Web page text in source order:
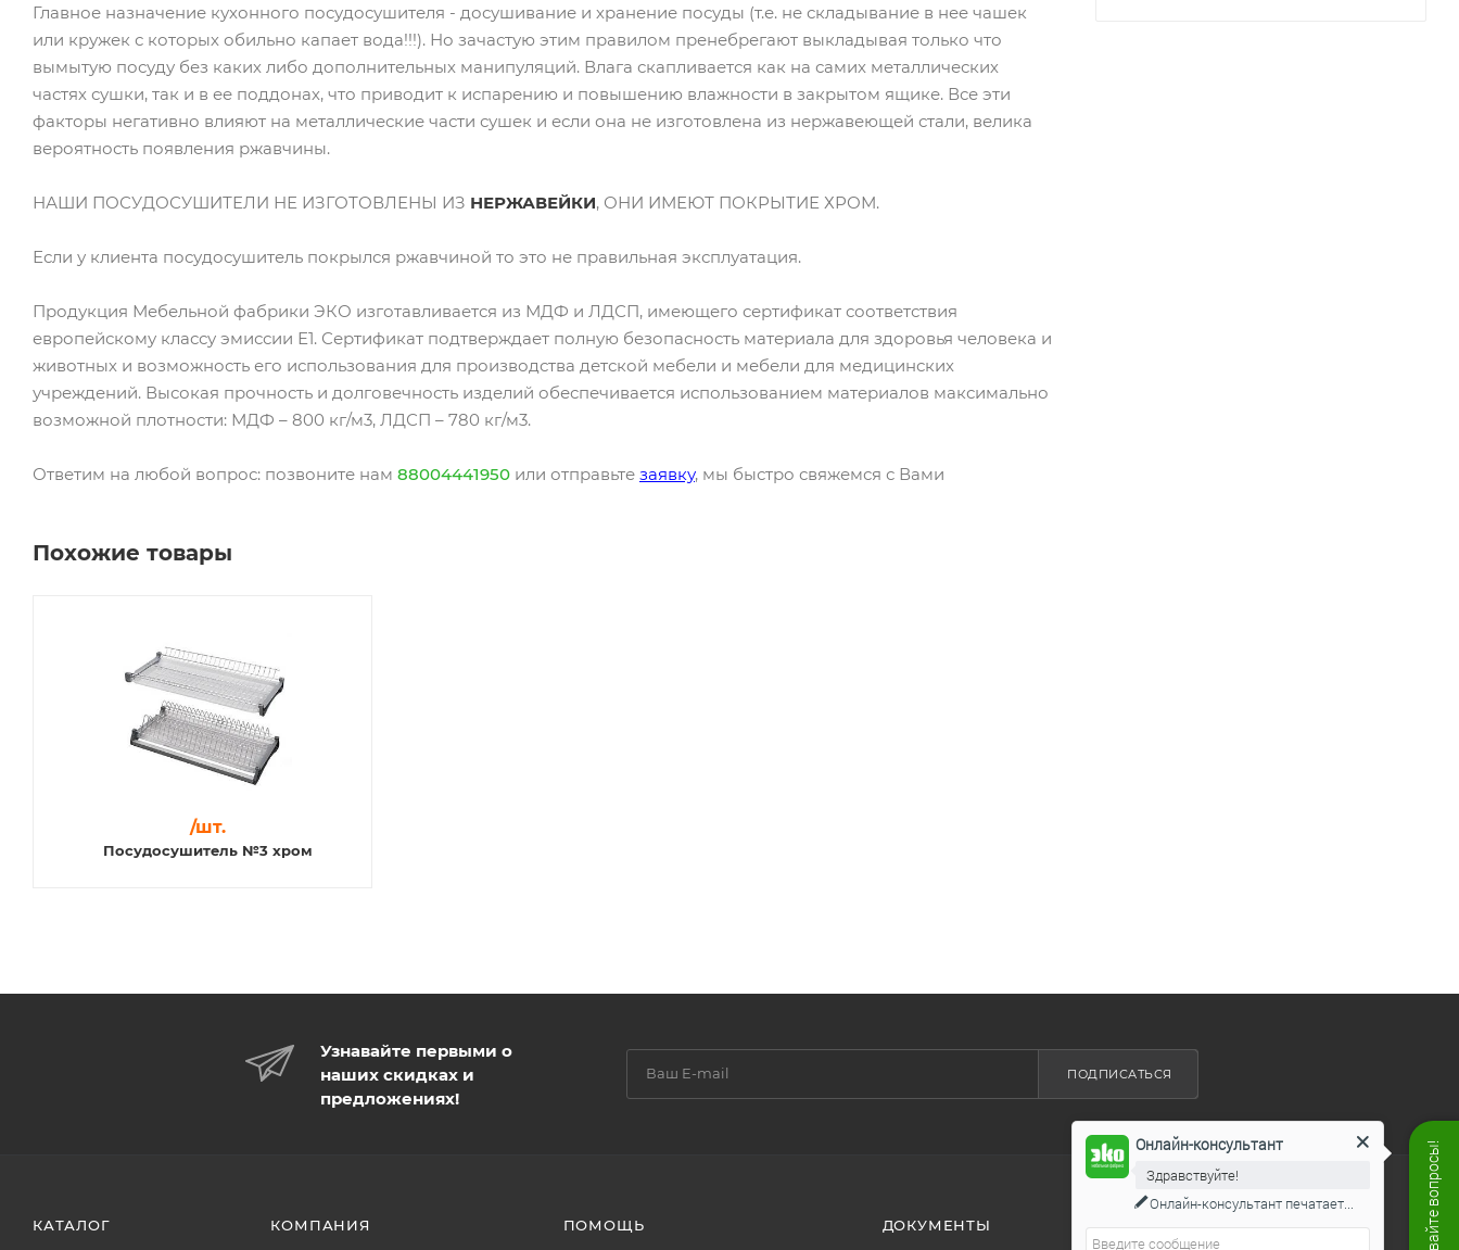
Главное назначение кухонного посудосушителя - досушивание и хранение посуды (т.е. не складывание в нее чашек
или кружек с которых обильно капает вода!!!). Но зачастую этим правилом пренебрегают выкладывая только что
вымытую посуду без каких либо дополнительных манипуляций. Влага скапливается как на самих металлических
частях сушки, так и в ее поддонах, что приводит к испарению и повышению влажности в закрытом ящике. Все эти
факторы негативно влияют на металлические части сушек и если она не изготовлена из нержавеющей стали, велика
вероятность появления ржавчины.
НАШИ ПОСУДОСУШИТЕЛИ НЕ ИЗГОТОВЛЕНЫ ИЗ НЕРЖАВЕЙКИ, ОНИ ИМЕЮТ ПОКРЫТИЕ ХРОМ.
Если у клиента посудосушитель покрылся ржавчиной то это не правильная эксплуатация.
Продукция Мебельной фабрики ЭКО изготавливается из МДФ и ЛДСП, имеющего сертификат соответствия
европейскому классу эмиссии Е1. Сертификат подтверждает полную безопасность материала для здоровья человека и
животных и возможность его использования для производства детской мебели и мебели для медицинских
учреждений. Высокая прочность и долговечность изделий обеспечивается использованием материалов максимально
возможной плотности: МДФ – 800 кг/м3, ЛДСП – 780 кг/м3.
Ответим на любой вопрос: позвоните нам 88004441950 или отправьте заявку, мы быстро свяжемся с Вами
Похожие товары
Посудосушитель №3 хром
/шт.
Узнавайте первыми о
наших скидках и
предложениях!
ПОДПИСАТЬСЯ
КАТАЛОГ КОМПАНИЯ ПОМОЩЬ ДОКУМЕНТЫ 8 800 444 19 50
Онлайн-консультант
Здравствуйте!
Онлайн-консультант печатает...